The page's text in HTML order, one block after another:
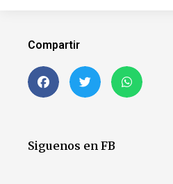
Compartir
Siguenos en FB